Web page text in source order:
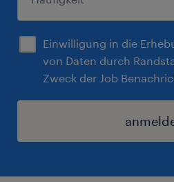
Einwilligung in die
von Daten durch
Zweck der Job